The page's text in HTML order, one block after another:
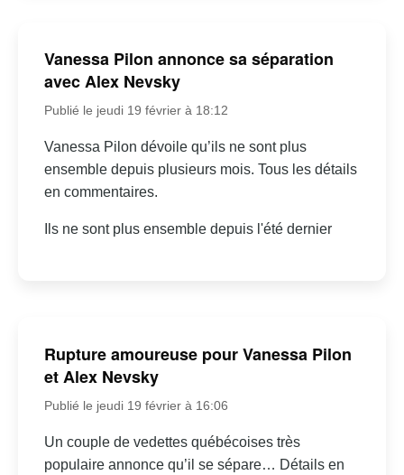
Vanessa Pilon annonce sa séparation
avec Alex Nevsky
Publié le jeudi 19 février à 18:12
Vanessa Pilon dévoile qu’ils ne sont plus
ensemble depuis plusieurs mois. Tous les détails
en commentaires.
Ils ne sont plus ensemble depuis l'été dernier
Rupture amoureuse pour Vanessa Pilon
et Alex Nevsky
Publié le jeudi 19 février à 16:06
Un couple de vedettes québécoises très
populaire annonce qu’il se sépare… Détails en